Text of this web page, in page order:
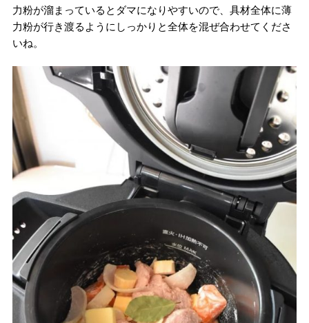
力粉が溜まっているとダマになりやすいので、具材全体に薄
力粉が行き渡るようにしっかりと全体を混ぜ合わせてくださ
いね。